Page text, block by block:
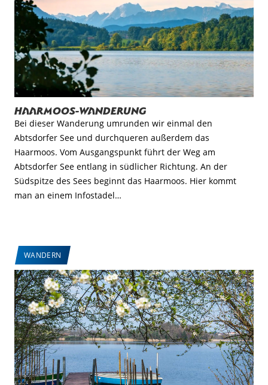
Haarmoos-Wanderung
Bei dieser Wanderung umrunden wir einmal den
Abtsdorfer See und durchqueren außerdem das
Haarmoos. Vom Ausgangspunkt führt der Weg am
Abtsdorfer See entlang in südlicher Richtung. An der
Südspitze des Sees beginnt das Haarmoos. Hier kommt
man an einem Infostadel…
WANDERN